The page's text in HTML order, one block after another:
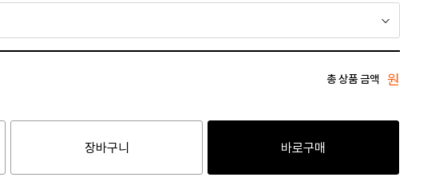
총 상품 금액 원
장바구니 바로구매